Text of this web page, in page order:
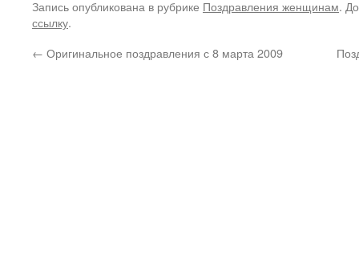
Запись опубликована в рубрике Поздравления женщинам.
ссылку.
← Оригинальное поздравления с 8 марта 2009